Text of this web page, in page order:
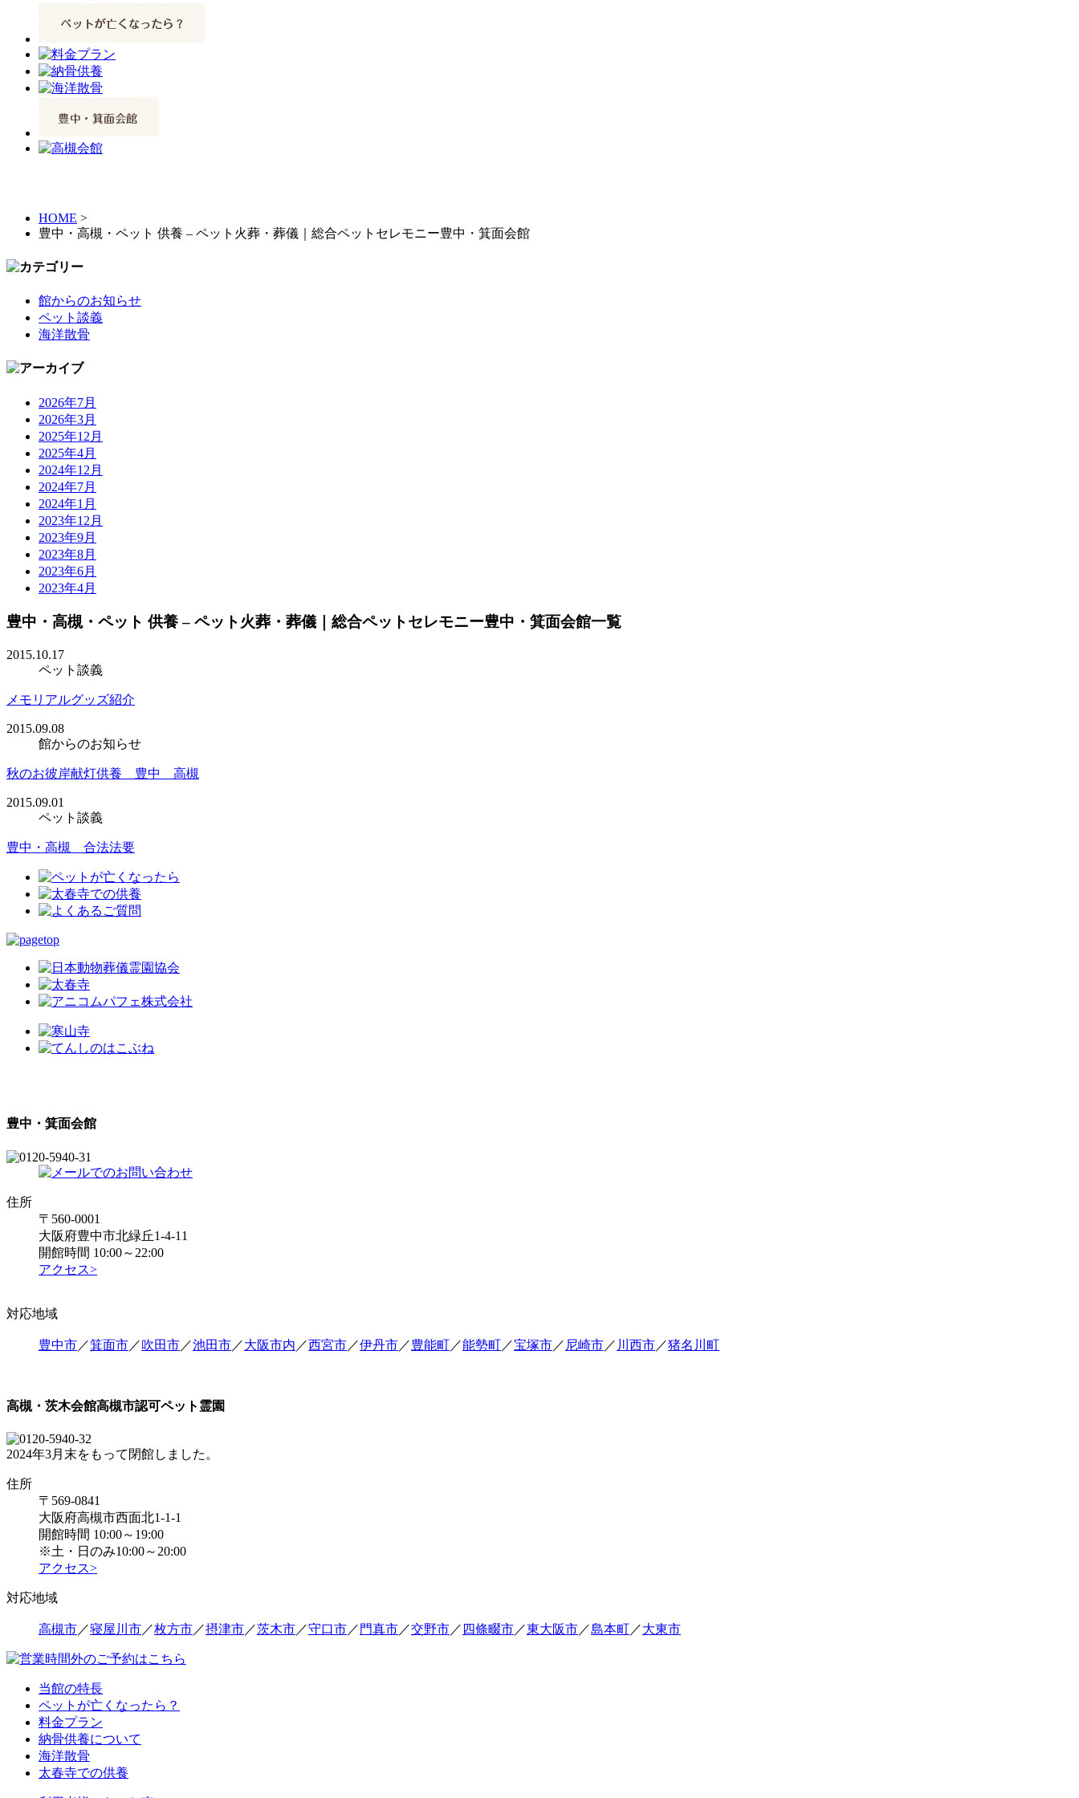
HOME >
豊中・高槻・ペット 供養 – ペット火葬・葬儀｜総合ペットセレモニー豊中・箕面会館
館からのお知らせ
ペット談義
海洋散骨
2026年7月
2026年3月
2025年12月
2025年4月
2024年12月
2024年7月
2024年1月
2023年12月
2023年9月
2023年8月
2023年6月
2023年4月
豊中・高槻・ペット 供養 – ペット火葬・葬儀｜総合ペットセレモニー豊中・箕面会館一覧
2015.10.17
ペット談義
メモリアルグッズ紹介
2015.09.08
館からのお知らせ
秋のお彼岸献灯供養 豊中 高槻
2015.09.01
ペット談義
豊中・高槻 合法法要
豊中・箕面会館
住所
〒560-0001
大阪府豊中市北緑丘1-4-11
開館時間 10:00～22:00
アクセス>
対応地域
豊中市／箕面市／吹田市／池田市／大阪市内 ／西宮市／伊丹市／豊能町／能勢町／宝塚市／ 尼崎市／ 川西市／猪名川町
高槻・茨木会館高槻市認可ペット霊園
2024年3月末をもって閉館しました。
住所
〒569-0841
大阪府高槻市西面北1-1-1
開館時間 10:00～19:00
※土・日のみ10:00～20:00
アクセス>
対応地域
高槻市／寝屋川市／枚方市／摂津市／茨木市／守口市／ 門真市／交野市／ 四條畷市／東大阪市／島本町／大東市
当館の特長
ペットが亡くなったら？
料金プラン
納骨供養について
海洋散骨
太春寺での供養